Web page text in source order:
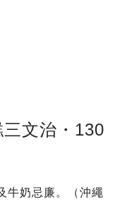
文治・130
牛奶忌廉。（沖繩